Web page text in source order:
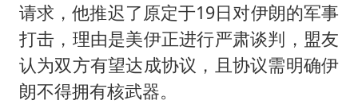
请求，他推迟了原定于19日对伊朗的军事
打击，理由是美伊正进行严肃谈判，盟友
认为双方有望达成协议，且协议需明确伊
朗不得拥有核武器。